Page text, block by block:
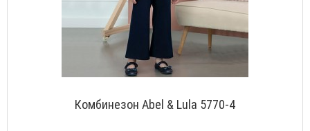
Комбинезон Abel & Lula 5770-4